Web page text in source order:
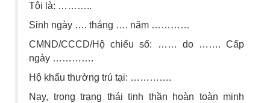
Tôi là: ………..
Sinh ngày …. tháng …. năm …………
CMND/CCCD/Hộ chiếu số: …… do ……. Cấp
ngày ………….
Hộ khẩu thường trú tại: ………….
Nay, trong trạng thái tinh thần hoàn toàn minh